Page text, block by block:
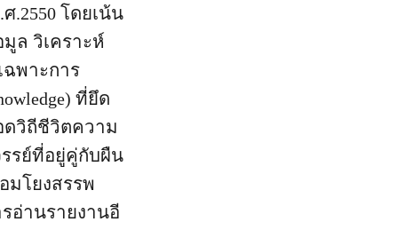
โดยเน้น
ล วิเคราะห์
พาะการ
ที่ยึด
ดวิถีชีวิตความ
รย์ที่อยู่คู่กับผืน
มโยงสรรพ
อ่านรายงานอี